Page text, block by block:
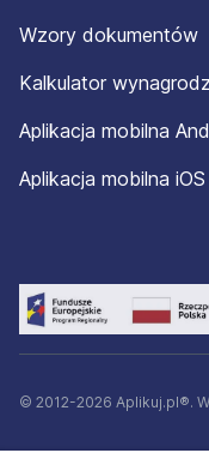
Wzory dokumentów
Kalkulator
Aplikacja mobilna
Aplikacja mobilna iOS
© 2012-2026 Aplikuj.pl®.